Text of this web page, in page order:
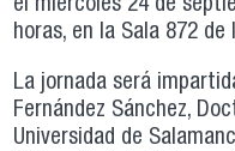
el miércoles 24 de
horas, en la Sala 872
La jornada será
Fernández Sánchez,
Universidad de